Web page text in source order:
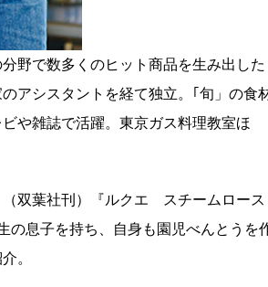
野で数多くのヒット商品を生み出した
アシスタントを経て独立。｢旬」の食
や雑誌で活躍。東京ガス料理教室ほ
双葉社刊）『ルクエ スチームロース
の息子を持ち、自身も園児べんとうを
。